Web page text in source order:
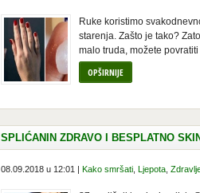
Ruke koristimo
starenja. Zašto je tako?
malo truda, možete
OPŠIRNIJE
SPLIĆANIN ZDRAVO I BESPLATNO
08.09.2018 u 12:01 | Kako smršati Ljepota